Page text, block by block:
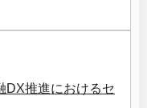
DX推進におけるセ